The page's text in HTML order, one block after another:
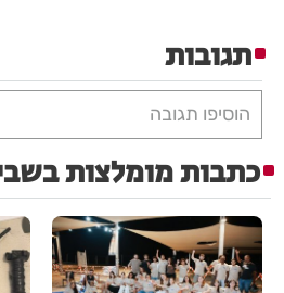
תגובות
הוסיפו תגובה
כתבות מומלצות